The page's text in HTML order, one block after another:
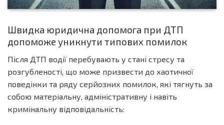
Швидка юридична допомога при ДТП
допоможе уникнути типових помилок
Після ДТП водії перебувають у стані стресу та
розгубленості, що може призвести до хаотичної
поведінки та ряду серйозних помилок, які тягнуть за
собою матеріальну, адміністративну і навіть
кримінальну відповідальність: